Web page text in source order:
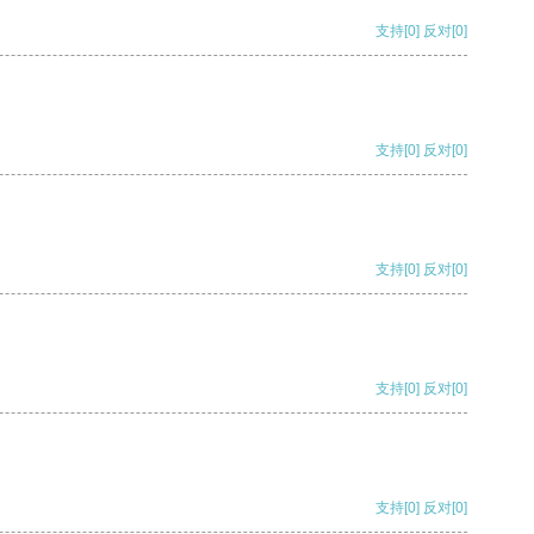
支持[0] 反对[0]
支持[0] 反对[0]
支持[0] 反对[0]
支持[0] 反对[0]
支持[0] 反对[0]